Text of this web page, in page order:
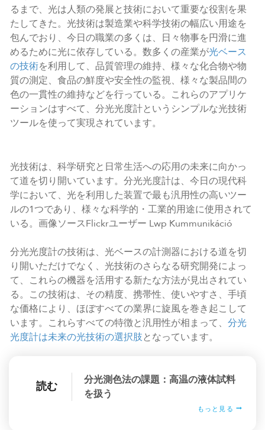
るまで、光は人類の発展と技術において重要な役割を果
たしてきた。光技術は製造業や科学技術の幅広い用途を
包んでおり、今日の職業の多くは、日々物事を円滑に進
めるために光に依存している。数多くの産業が光ベース
の技術を利用して、品質管理の維持、様々な化合物や物
質の測定、食品の鮮度や安全性の監視、様々な製品間の
色の一貫性の維持などを行っている。これらのアプリケ
ーションはすべて、分光光度計というシンプルな光技術
ツールを使って実現されています。
光技術は、科学研究と日常生活への応用の未来に向かっ
て道を切り開いています。分光光度計は、今日の現代科
学において、光を利用した装置で最も汎用性の高いツー
ルの1つであり、様々な科学的・工業的用途に使用されて
いる。画像ソースFlickrユーザー Lwp Kummunikáció
分光光度計の技術は、光ベースの計測器における道を切
り開いただけでなく、光技術のさらなる研究開発によっ
て、これらの機器を活用する新たな方法が見出されてい
る。この技術は、その精度、携帯性、使いやすさ、手頃
な価格により、ほぼすべての業界に旋風を巻き起こして
います。これらすべての特徴と汎用性が相まって、 分光
光度計は未来の光技術の選択肢となっています。
読む
分光測色法の課題：高温の液体試料
を扱う
もっと見る